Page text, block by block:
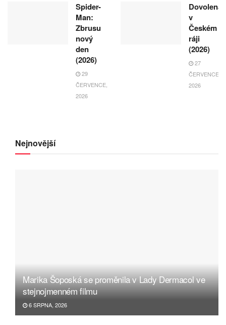
Spider-
Man:
Zbrusu
nový
den
(2026)
29
ČERVENCE,
2026
Dovolená
v
Českém
ráji
(2026)
27
ČERVENCE,
2026
Nejnovější
Marika Šoposká se proměnila v Lady Dermacol ve
stejnojmenném filmu
6 SRPNA, 2026